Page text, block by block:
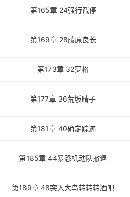
第165章 24强行截停
第169章 28藤原良长
第173章 32罗格
第177章 36荒坂晴子
第181章 40确定踪迹
第185章 44暴恐机动队撤退
第189章 48突入大鸟转转转酒吧